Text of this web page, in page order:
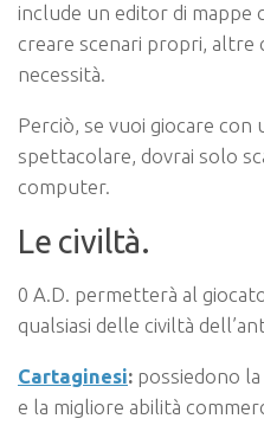
include un editor di mappe
creare scenari propri, altre
necessità.
Perciò, se vuoi giocare con
spettacolare, dovrai solo
computer.
Le civiltà.
0 A.D. permetterà al
qualsiasi delle civiltà
Cartaginesi: possiedono
e la migliore abilità